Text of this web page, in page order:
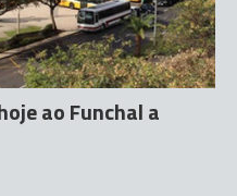
ao Funchal a